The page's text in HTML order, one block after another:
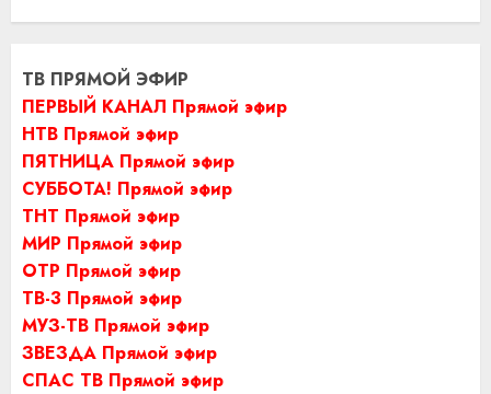
ТВ ПРЯМОЙ ЭФИР
ПЕРВЫЙ КАНАЛ Прямой эфир
НТВ Прямой эфир
ПЯТНИЦА Прямой эфир
СУББОТА! Прямой эфир
ТНТ Прямой эфир
МИР Прямой эфир
ОТР Прямой эфир
ТВ-3 Прямой эфир
МУЗ-ТВ Прямой эфир
ЗВЕЗДА Прямой эфир
СПАС ТВ Прямой эфир